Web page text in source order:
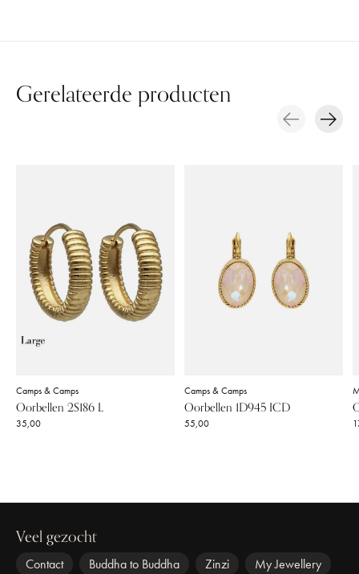
Gerelateerde producten
Camps & Camps
Oorbellen 2S186 L
35,00
Camps & Camps
Oorbellen 1D945 ICD
55,00
Veel gezocht
Contact Buddha to Buddha Zinzi
My Jewellery